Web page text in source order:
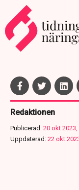
Redaktionen
Publicerad: 20 okt 2023,
Uppdaterad: 22 okt